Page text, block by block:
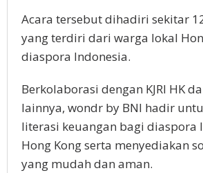
Acara tersebut dihadiri sekitar
yang terdiri dari warga lokal
diaspora Indonesia.
Berkolaborasi dengan KJRI HK
lainnya, wondr by BNI hadir
literasi keuangan bagi diaspora
Hong Kong serta menyediakan
yang mudah dan aman.